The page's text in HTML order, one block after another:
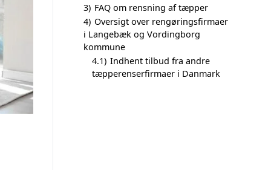
3) FAQ om rensning af tæpper
4) Oversigt over rengøringsfirmaer
i Langebæk og Vordingborg
kommune
4.1) Indhent tilbud fra andre
tæpperenserfirmaer i Danmark